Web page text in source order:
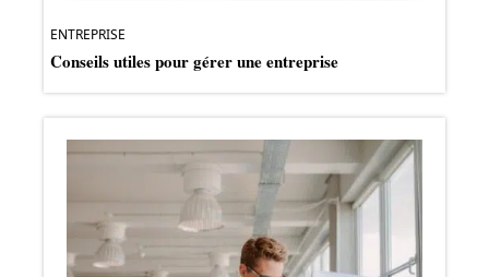
ENTREPRISE
Conseils utiles pour gérer une entreprise